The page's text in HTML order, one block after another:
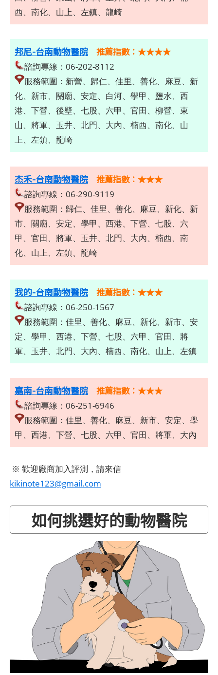
西、南化、山上、左鎮、龍崎
邦尼-台南動物醫院 推薦指數：★★★★
諮詢專線：06-202-8112
服務範圍：新營、歸仁、佳里、善化、麻豆、新
化、新市、關廟、安定、白河、學甲、鹽水、西
港、下營、後壁、七股、六甲、官田、柳營、東
山、將軍、玉井、北門、大內、楠西、南化、山
上、左鎮、龍崎
杰禾-台南動物醫院 推薦指數：★★★
諮詢專線：06-290-9119
服務範圍：歸仁、佳里、善化、麻豆、新化、新
市、關廟、安定、學甲、西港、下營、七股、六
甲、官田、將軍、玉井、北門、大內、楠西、南
化、山上、左鎮、龍崎
我的-台南動物醫院 推薦指數：★★★
諮詢專線：06-250-1567
服務範圍：佳里、善化、麻豆、新化、新市、安
定、學甲、西港、下營、七股、六甲、官田、將
軍、玉井、北門、大內、楠西、南化、山上、左鎮
嘉南-台南動物醫院 推薦指數：★★★
諮詢專線：06-251-6946
服務範圍：佳里、善化、麻豆、新市、安定、學
甲、西港、下營、七股、六甲、官田、將軍、大內
※ 歡迎廠商加入評測，請來信
kikinote123@gmail.com
如何挑選好的動物醫院